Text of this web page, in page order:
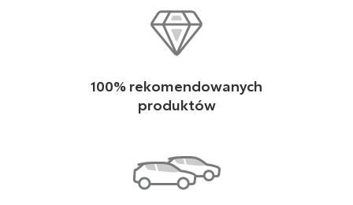
100% rekomendowanych
produktów